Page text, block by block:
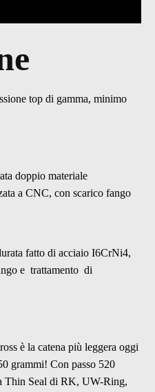
top di gamma, minimo
doppio materiale
a CNC, con scarico fango
fatto di acciaio I6CrNi4,
e trattamento di
è la catena più leggera oggi
grammi! Con passo 520
Thin Seal di RK, UW-Ring,